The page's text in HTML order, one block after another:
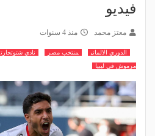
فيديو
معتز محمد منذ 4 سنوات
الدوري الالماني منتخب مصر نادي شتوتجارت
مرموش في ليبيا